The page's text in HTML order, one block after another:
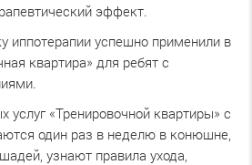
эффект.
иппотерапии успешно применили в
квартира» для ребят с
услуг «Тренировочной квартиры» с
один раз в неделю в конюшне,
узнают правила ухода,